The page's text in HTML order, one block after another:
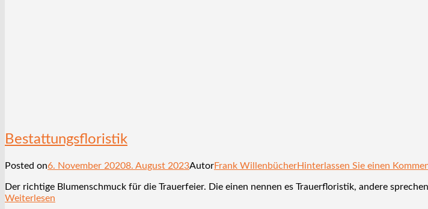
Bestattungsfloristik
Posted on6. November 20208. August 2023AutorFrank WillenbücherHinterlassen Sie einen
Der richtige Blumenschmuck für die Trauerfeier. Die einen nennen es Trauerfloristik, andere
Weiterlesen